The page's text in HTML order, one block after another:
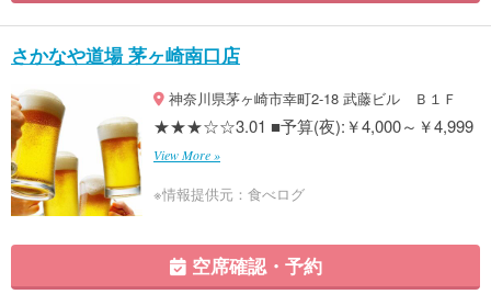
さかなや道場 茅ヶ崎南口店
神奈川県茅ヶ崎市幸町2-18 武藤ビル Ｂ１Ｆ
★★★☆☆3.01 ■予算(夜):￥4,000～￥4,999
View More »
※情報提供元：食べログ
空席確認・予約